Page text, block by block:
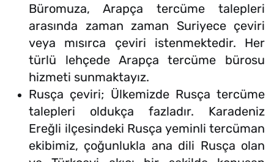
Büromuza, Arapça tercüme talepleri
arasında zaman zaman Suriyece çeviri
veya mısırca çeviri istenmektedir. Her
türlü lehçede Arapça tercüme bürosu
hizmeti sunmaktayız.
Rusça çeviri; Ülkemizde Rusça tercüme
talepleri oldukça fazladır. Karadeniz
Ereğli ilçesindeki Rusça yeminli tercüman
ekibimiz, çoğunlukla ana dili Rusça olan